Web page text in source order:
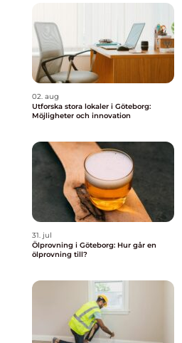
02. aug
Utforska stora lokaler i Göteborg:
Möjligheter och innovation
31. jul
Ölprovning i Göteborg: Hur går en
ölprovning till?